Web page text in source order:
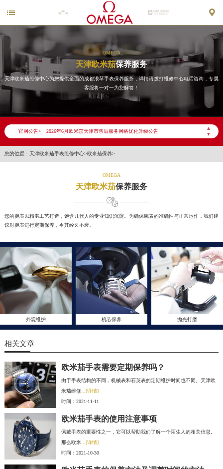
 
OMEGA
天津欧米茄保养服务
天津欧米茄维修中心为您提供全面的成都浪琴手表保养服务，详情请拨打维修中心电话咨询，专属
客服将一对一为您解答！
官网公告>
▲
▼
2026年6月欧米茄天津市售后服务网络优化升级公告
2026年6月天津市欧米茄官方售后客户服务热线：400-877-2083
节假日正常营业！
您的位置： 天津欧米茄手表维修中心>欧米茄保养>
OMEGA
天津欧米茄保养服务
您的腕表以精湛工艺打造，饱含几代人的专业知识沉淀。为确保腕表的准确性与正常运作，我们建
议对腕表进行定期保养，令其经久不衰。
外观维护 机芯保养 抛光打磨
相关文章
欧米茄手表需要定期保养吗？
由于手表结构的不同，机械表和石英表的定期维护时间也不同。天津欧
米茄维修...[详情]
时间：2021-11-11
欧米茄手表的使用注意事项
佩戴手表的重要性之一，它可以帮助我们了解一个陌生人的相关信息。
那么欧米...[详情]
时间：2021-10-30